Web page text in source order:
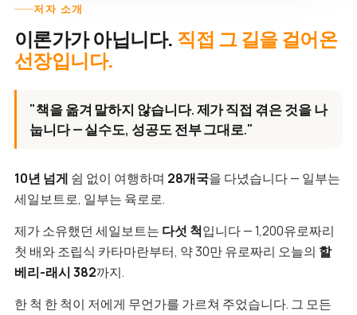
저자 소개
이론가가 아닙니다. 직접 그 길을 걸어온
선장입니다.
"책을 옮겨 말하지 않습니다. 제가 직접 겪은 것을 나
눕니다 — 실수도, 성공도 전부 그대로."
10년 넘게 쉼 없이 여행하며 28개국을 다녔습니다 — 일부는
세일보트로, 일부는 육로로.
제가 소유했던 세일보트는 다섯 척입니다 — 1,200유로짜리
첫 배와 조립식 카타마란부터, 약 30만 유로짜리 오늘의 할
베리-래시 382까지.
한 척 한 척이 저에게 무언가를 가르쳐 주었습니다. 그 모든